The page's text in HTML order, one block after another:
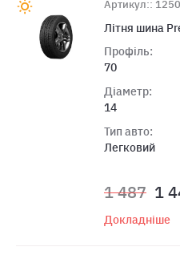
Артикул::
Літня шина
Профіль:
70
Діаметр:
14
Тип авто:
Легковий
1 487 1
Докладніше